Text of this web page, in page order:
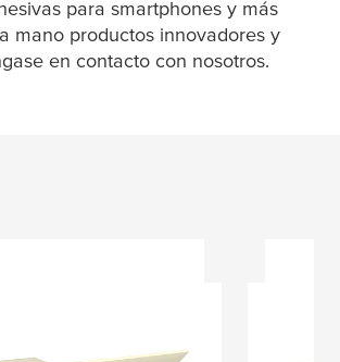
para smartphones y más
mano productos innovadores y
en contacto con nosotros.